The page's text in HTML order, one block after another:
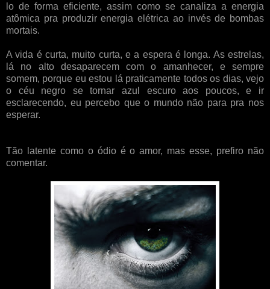
lo de forma eficiente, assim como se canaliza a energia
atômica pra produzir energia elétrica ao invés de bombas
mortais.
A vida é curta, muito curta, e a espera é longa. As estrelas,
lá no alto desaparecem com o amanhecer, e sempre
somem, porque eu estou lá praticamente todos os dias, vejo
o céu negro se tornar azul escuro aos poucos, e ir
esclarecendo, eu percebo que o mundo não para pra nos
esperar.
Tão latente como o ódio é o amor, mas esse, prefiro não
comentar.